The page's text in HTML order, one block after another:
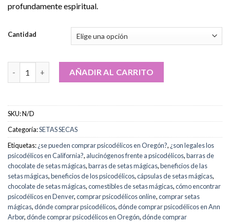
profundamente espiritual.
Cantidad
Comprar Hongos Conejo Blanco online cantidad
AÑADIR AL CARRITO
SKU:N/D
Categoría:SETAS SECAS
Etiquetas:¿se pueden comprar psicodélicos en Oregón?, ¿son legales los
psicodélicos en California?, alucinógenos frente a psicodélicos,barras de
chocolate de setas mágicas,barras de setas mágicas,beneficios de las
setas mágicas,beneficios de los psicodélicos,cápsulas de setas mágicas,
chocolate de setas mágicas,comestibles de setas mágicas,cómo encontrar
psicodélicos en Denver,comprar psicodélicos online,comprar setas
mágicas,dónde comprar psicodélicos,dónde comprar psicodélicos en Ann
Arbor,dónde comprar psicodélicos en Oregón,dónde comprar